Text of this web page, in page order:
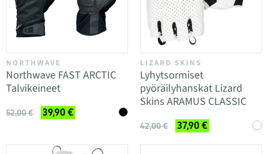
NORTHWAVE
Northwave FAST ARCTIC
Talvikeineet
52,00 € 39,90 €
LIZARD SKINS
Lyhytsormiset
pyöräilyhanskat Lizard
Skins ARAMUS CLASSIC
42,00 € 37,90 €